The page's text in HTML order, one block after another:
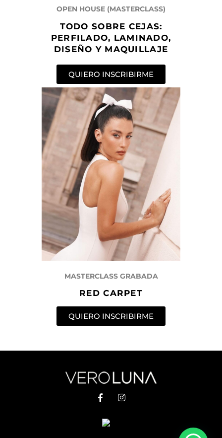
OPEN HOUSE (MASTERCLASS)
TODO SOBRE CEJAS:
PERFILADO, LAMINADO,
DISEÑO Y MAQUILLAJE
QUIERO INSCRIBIRME
MASTERCLASS GRABADA
RED CARPET
QUIERO INSCRIBIRME